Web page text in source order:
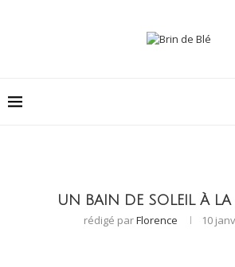
UN BAIN DE SOLEIL À LA
rédigé parFlorence 10